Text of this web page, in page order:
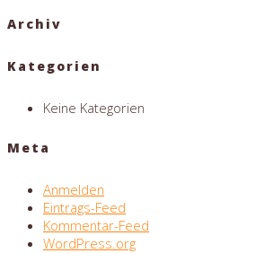
Archiv
Kategorien
Keine Kategorien
Meta
Anmelden
Eintrags-Feed
Kommentar-Feed
WordPress.org